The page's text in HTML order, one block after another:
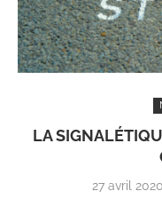
LA
27 avril 2020